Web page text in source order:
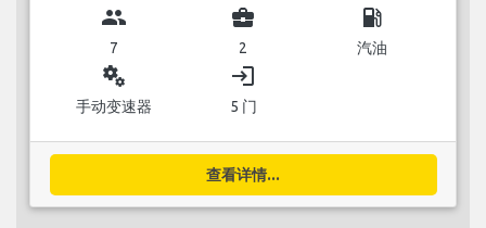
group
7
business_center
2
local_gas_station
汽油
miscellaneous_services
手动变速器
login
5 门
查看详情...